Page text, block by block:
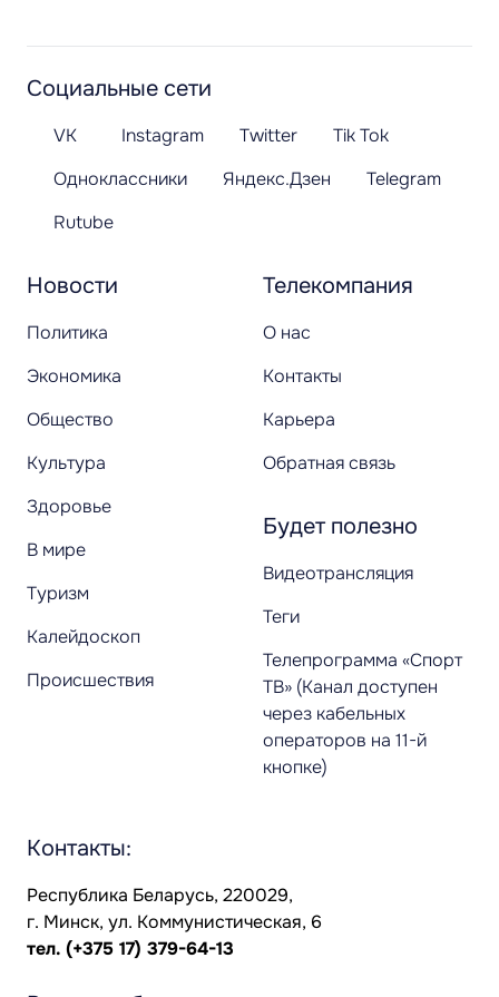
Новости
Политика
Экономика
Общество
Культура
Здоровье
В мире
Туризм
Калейдоскоп
Происшествия
Телекомпания
О нас
Контакты
Карьера
Обратная связь
Будет полезно
Видеотрансляция
Теги
Телепрограмма «Спорт
ТВ» (Канал доступен
через кабельных
операторов на 11-й
кнопке)
Социальные сети
VK Instagram Twitter
Tik Tok
Одноклассники
Яндекс.Дзен
Telegram
Rutube
Контакты:
Республика Беларусь, 220029,
г. Минск, ул. Коммунистическая, 6
тел. (+375 17) 379-64-13